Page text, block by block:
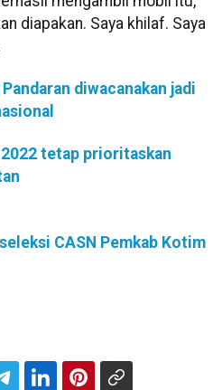
diapakan. Saya khilaf. Saya
diwacanakan jadi
tetap prioritaskan
CASN Pemkab Kotim